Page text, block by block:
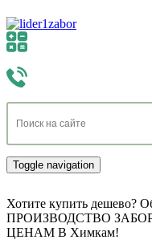
Toggle navigation
Хотите купить дешево?
ПРОИЗВОДСТВО
ЦЕНАМ В Химкам!